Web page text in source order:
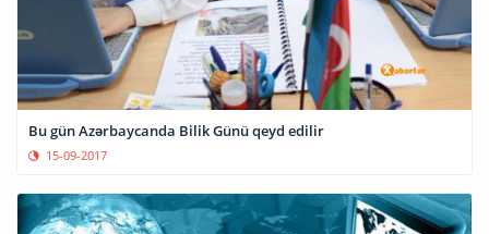
Bu gün Azərbaycanda Bilik Günü qeyd edilir
15-09-2017